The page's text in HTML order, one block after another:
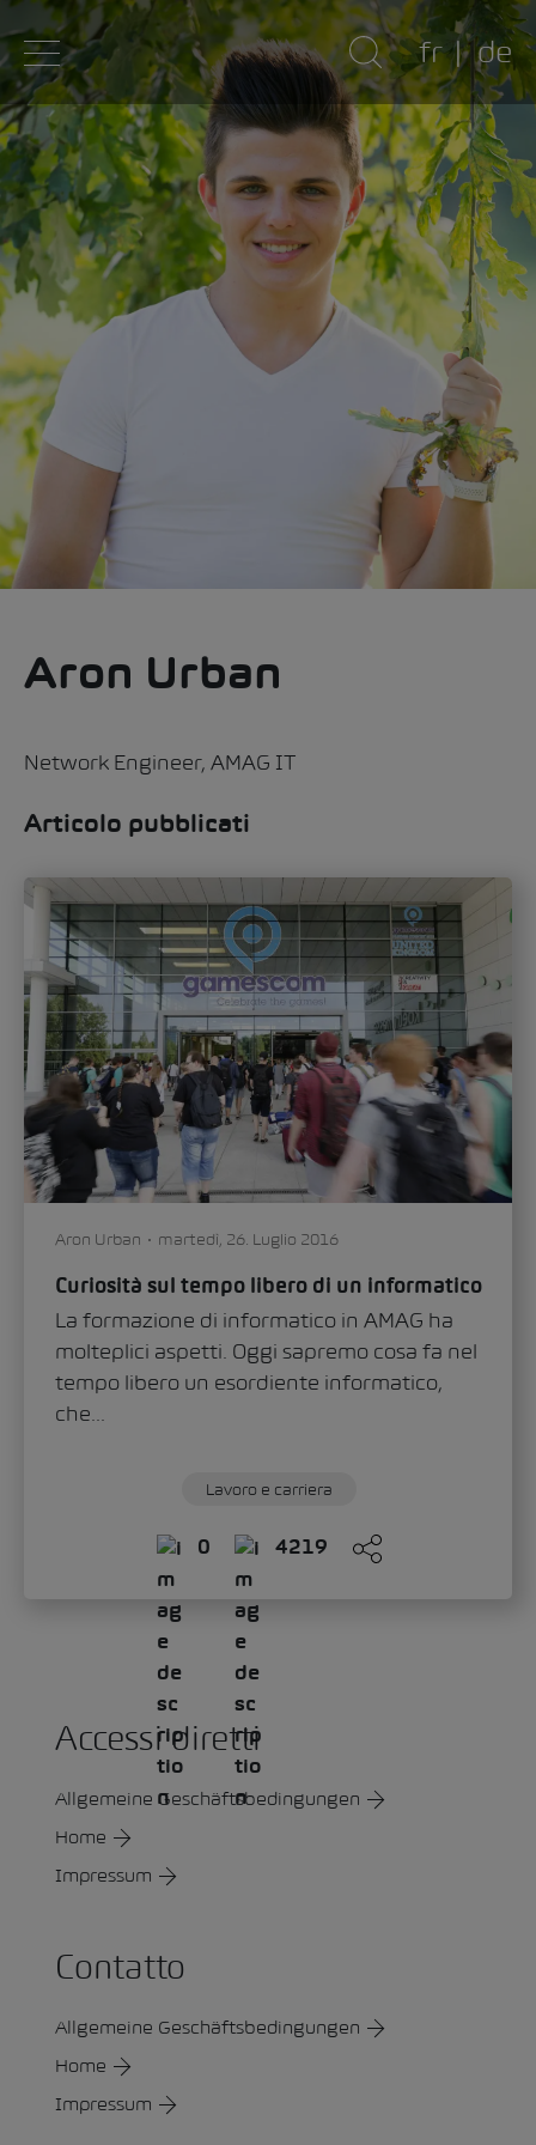
fr de
Aron Urban
Network Engineer, AMAG IT
Articolo pubblicati
Aron Urban martedì, 26. Luglio 2016
Curiosità sul tempo libero di un informatico
La formazione di informatico in AMAG ha
molteplici aspetti. Oggi sapremo cosa fa nel
tempo libero un esordiente informatico,
che...
Lavoro e carriera
0 4219
Accessi diretti
Allgemeine Geschäftsbedingungen
Home
Impressum
Contatto
Allgemeine Geschäftsbedingungen
Home
Impressum